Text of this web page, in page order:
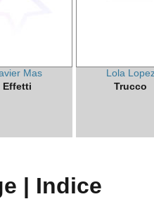
Mas
Effetti
Lola
Trucco
| Indice